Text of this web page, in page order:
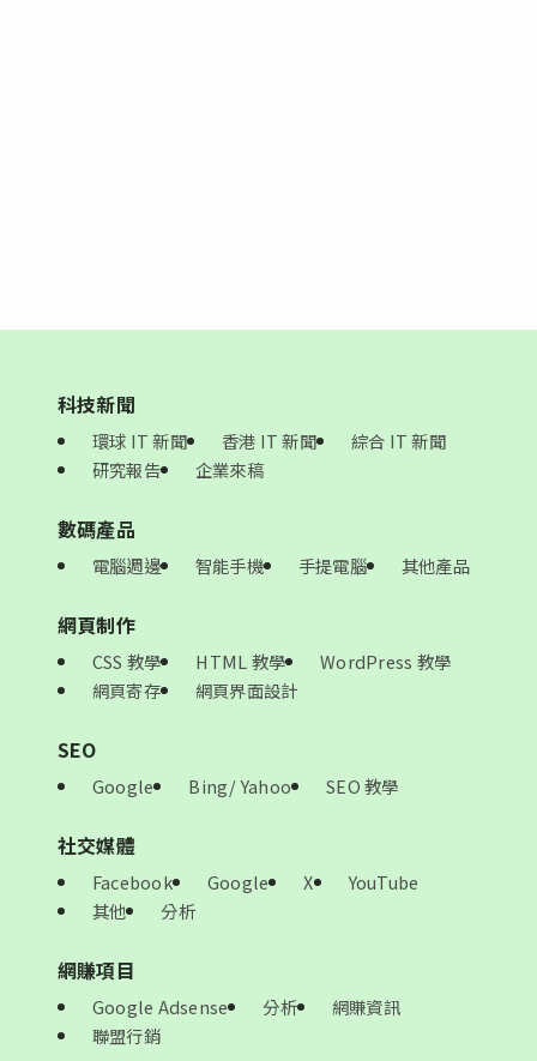
科技新聞
環球 IT 新聞 香港 IT 新聞
綜合 IT 新聞
研究報告
企業來稿
數碼產品
電腦週邊 智能手機 手提電腦 其他產品
網頁制作
CSS 教學 HTML 教學
WordPress 教學
網頁寄存
網頁界面設計
SEO
Google Bing/ Yahoo SEO 教學
社交媒體
Facebook Google X
YouTube
其他
分析
網賺項目
Google Adsense 分析
網賺資訊
聯盟行銷